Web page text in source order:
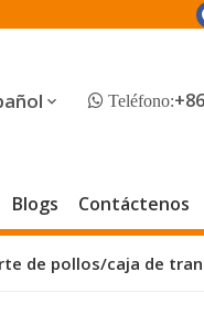
 Teléfono:
Blogs Contáctenos
de pollos/caja de